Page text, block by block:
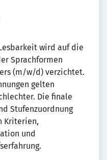
wird auf die
Sprachformen
(m/w/d) verzichtet.
gelten
Die finale
Stufenzuordnung
Kriterien,
und